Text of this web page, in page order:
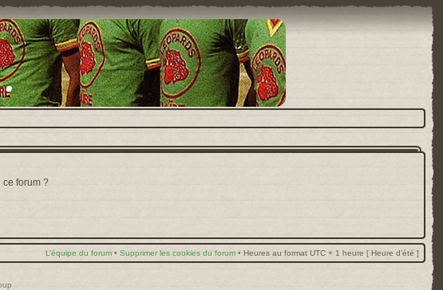
ce forum ?
L’équipe du forum • Supprimer les cookies du forum • Heures au format UTC + 1 heure [ Heure d’été ]